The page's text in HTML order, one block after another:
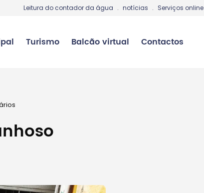
Leitura do contador da água . notícias . Serviços online
Turismo Balcão virtual Contactos